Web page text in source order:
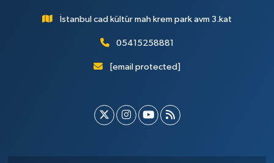
İstanbul cad kültür mah krem park avm 3.kat
05415258881
[email protected]